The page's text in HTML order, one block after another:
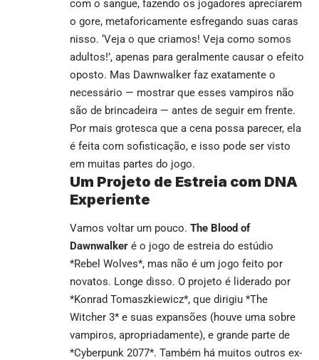
com o sangue, fazendo os jogadores apreciarem
o gore, metaforicamente esfregando suas caras
nisso. ‘Veja o que criamos! Veja como somos
adultos!’, apenas para geralmente causar o efeito
oposto. Mas Dawnwalker faz exatamente o
necessário — mostrar que esses vampiros não
são de brincadeira — antes de seguir em frente.
Por mais grotesca que a cena possa parecer, ela
é feita com sofisticação, e isso pode ser visto
em muitas partes do jogo.
Um Projeto de Estreia com DNA
Experiente
Vamos voltar um pouco. The Blood of
Dawnwalker é o jogo de estreia do estúdio
*Rebel Wolves*, mas não é um jogo feito por
novatos. Longe disso. O projeto é liderado por
*Konrad Tomaszkiewicz*, que dirigiu *The
Witcher 3* e suas expansões (houve uma sobre
vampiros, apropriadamente), e grande parte de
*Cyberpunk 2077*. Também há muitos outros ex-